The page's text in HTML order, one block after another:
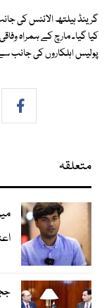
گرینڈ ہیلتھ الائنس کی
کیا گیا۔ مارچ کے ہمراہ
پولیس اہلکاروں کی جانب
متعلقہ